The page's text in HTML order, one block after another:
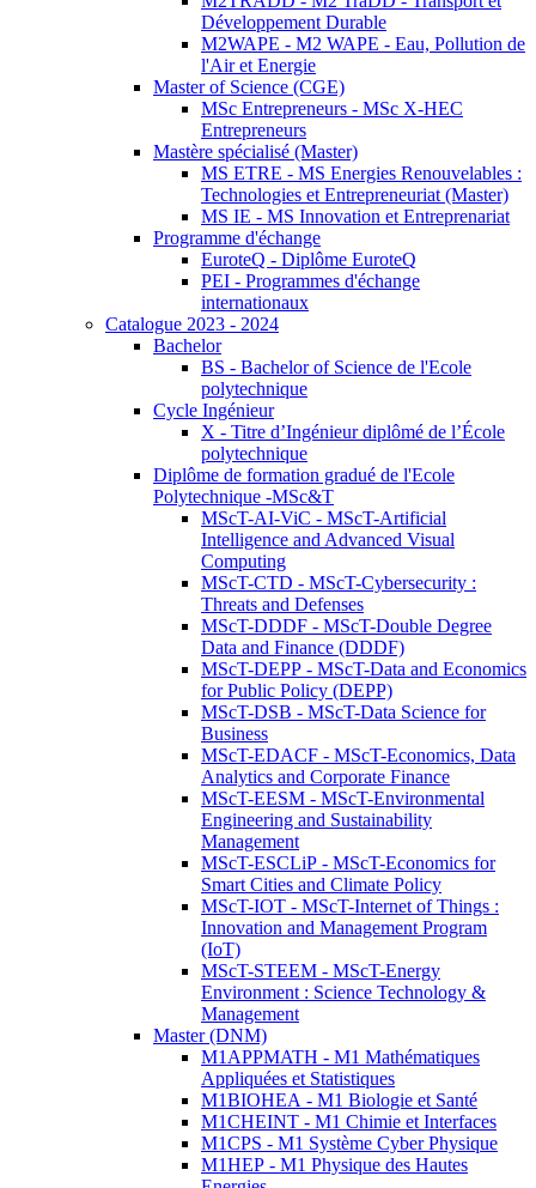
Développement Durable
M2WAPE - M2 WAPE - Eau, Pollution de
l'Air et Energie
Master of Science (CGE)
MSc Entrepreneurs - MSc X-HEC
Entrepreneurs
Mastère spécialisé (Master)
MS ETRE - MS Energies Renouvelables :
Technologies et Entrepreneuriat (Master)
MS IE - MS Innovation et Entreprenariat
Programme d'échange
EuroteQ - Diplôme EuroteQ
PEI - Programmes d'échange
internationaux
Catalogue 2023 - 2024
Bachelor
BS - Bachelor of Science de l'Ecole
polytechnique
Cycle Ingénieur
X - Titre d’Ingénieur diplômé de l’École
polytechnique
Diplôme de formation gradué de l'Ecole
Polytechnique -MSc&T
MScT-AI-ViC - MScT-Artificial
Intelligence and Advanced Visual
Computing
MScT-CTD - MScT-Cybersecurity :
Threats and Defenses
MScT-DDDF - MScT-Double Degree
Data and Finance (DDDF)
MScT-DEPP - MScT-Data and Economics
for Public Policy (DEPP)
MScT-DSB - MScT-Data Science for
Business
MScT-EDACF - MScT-Economics, Data
Analytics and Corporate Finance
MScT-EESM - MScT-Environmental
Engineering and Sustainability
Management
MScT-ESCLiP - MScT-Economics for
Smart Cities and Climate Policy
MScT-IOT - MScT-Internet of Things :
Innovation and Management Program
(IoT)
MScT-STEEM - MScT-Energy
Environment : Science Technology &
Management
Master (DNM)
M1APPMATH - M1 Mathématiques
Appliquées et Statistiques
M1BIOHEA - M1 Biologie et Santé
M1CHEINT - M1 Chimie et Interfaces
M1CPS - M1 Système Cyber Physique
M1HEP - M1 Physique des Hautes